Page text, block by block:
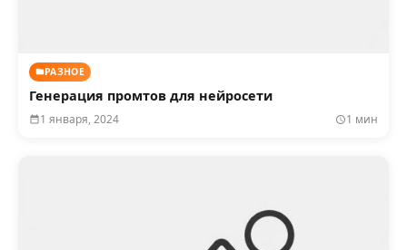
РАЗНОЕ
Генерация промтов для нейросети
1 января, 2024 1 мин